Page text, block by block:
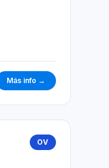
OV
Más info →